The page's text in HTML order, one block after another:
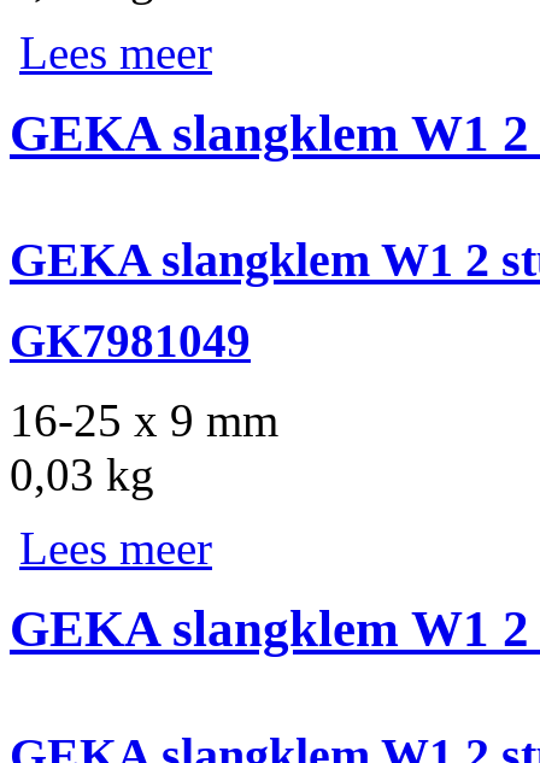
Lees meer
GEKA slangklem W1
GEKA slangklem W1 2
GK7981049
16-25 x 9 mm
0,03 kg
Lees meer
GEKA slangklem W1